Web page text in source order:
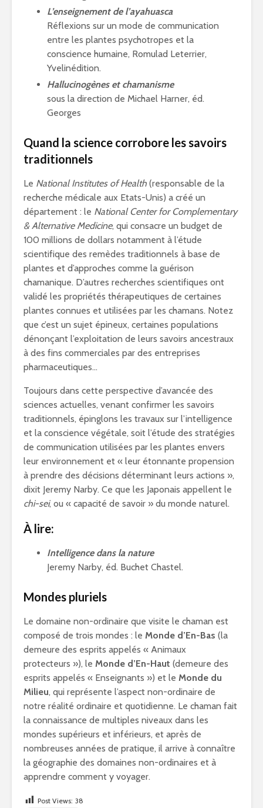
L’enseignement de l’ayahuasca
Réflexions sur un mode de communication
entre les plantes psychotropes et la
conscience humaine, Romulad Leterrier,
Yvelinédition.
Hallucinogènes et chamanisme
sous la direction de Michael Harner, éd.
Georges
Quand la science corrobore les savoirs
traditionnels
Le National Institutes of Health (responsable de la
recherche médicale aux Etats-Unis) a créé un
département : le National Center for Complementary
& Alternative Medicine, qui consacre un budget de
100 millions de dollars notamment à l’étude
scientifique des remèdes traditionnels à base de
plantes et d’approches comme la guérison
chamanique. D’autres recherches scientifiques ont
validé les propriétés thérapeutiques de certaines
plantes connues et utilisées par les chamans. Notez
que c’est un sujet épineux, certaines populations
dénonçant l’exploitation de leurs savoirs ancestraux
à des fins commerciales par des entreprises
pharmaceutiques…
Toujours dans cette perspective d’avancée des
sciences actuelles, venant confirmer les savoirs
traditionnels, épinglons les travaux sur l’intelligence
et la conscience végétale, soit l’étude des stratégies
de communication utilisées par les plantes envers
leur environnement et « leur étonnante propension
à prendre des décisions déterminant leurs actions »,
dixit Jeremy Narby. Ce que les Japonais appellent le
chi-sei, ou « capacité de savoir » du monde naturel.
À lire:
Intelligence dans la nature
Jeremy Narby, éd. Buchet Chastel.
Mondes pluriels
Le domaine non-ordinaire que visite le chaman est
composé de trois mondes : le Monde d’En-Bas (la
demeure des esprits appelés « Animaux
protecteurs »), le Monde d’En-Haut (demeure des
esprits appelés « Enseignants ») et le Monde du
Milieu, qui représente l’aspect non-ordinaire de
notre réalité ordinaire et quotidienne. Le chaman fait
la connaissance de multiples niveaux dans les
mondes supérieurs et inférieurs, et après de
nombreuses années de pratique, il arrive à connaître
la géographie des domaines non-ordinaires et à
apprendre comment y voyager.
Post Views: 38